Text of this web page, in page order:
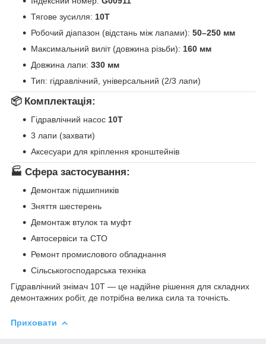
Тягове зусилля: 10Т
Робочий діапазон (відстань між лапами): 50–250 мм
Максимальний виліт (довжина різьби): 160 мм
Довжина лапи: 330 мм
Тип: гідравлічний, універсальний (2/3 лапи)
📦 Комплектація:
Гідравлічний насос 10Т
3 лапи (захвати)
Аксесуари для кріплення кронштейнів
🏭 Сфера застосування:
Демонтаж підшипників
Зняття шестерень
Демонтаж втулок та муфт
Автосервіси та СТО
Ремонт промислового обладнання
Сільськогосподарська техніка
Гідравлічний знімач 10Т — це надійне рішення для складних
демонтажних робіт, де потрібна велика сила та точність.
Приховати